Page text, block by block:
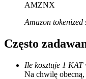
Aż do 65%
AMZNX
Amazon tokenized
Często
Ile kosztuje 1 KAT
Na chwilę obecną,